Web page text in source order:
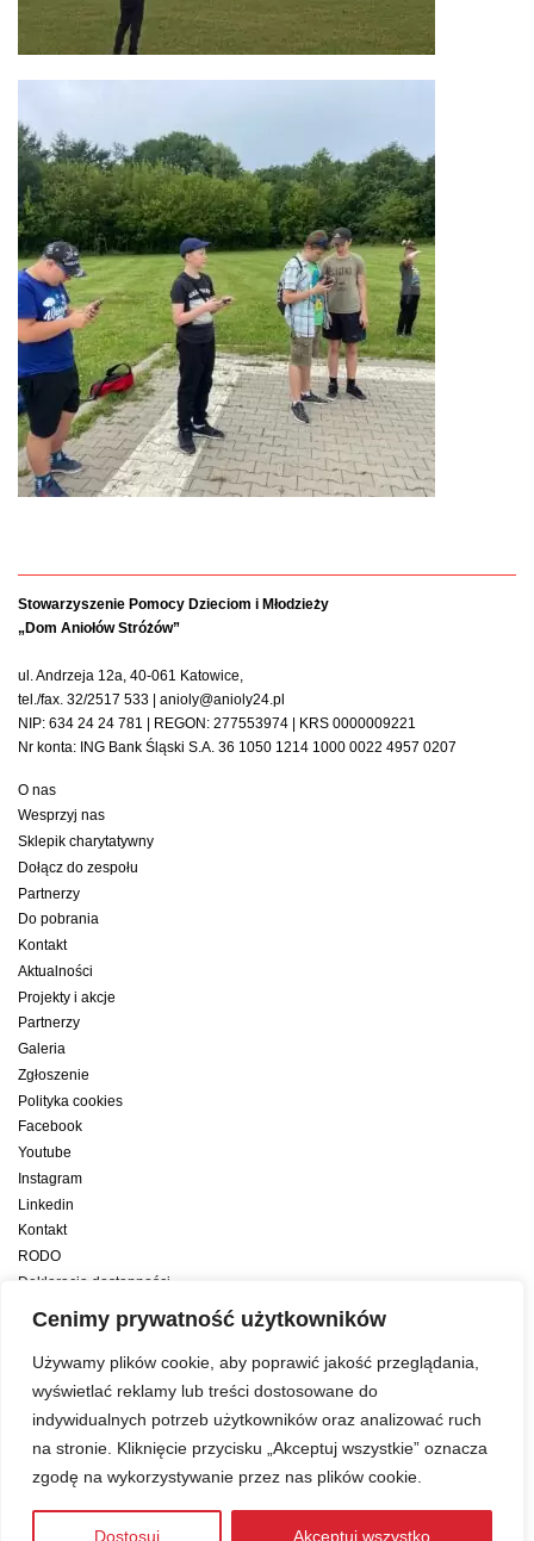
Cenimy prywatność użytkowników
Używamy plików cookie, aby poprawić jakość przeglądania,
wyświetlać reklamy lub treści dostosowane do
indywidualnych potrzeb użytkowników oraz analizować ruch
na stronie. Kliknięcie przycisku „Akceptuj wszystkie” oznacza
zgodę na wykorzystywanie przez nas plików cookie.
Dostosuj Akceptuj wszystko
Stowarzyszenie Pomocy Dzieciom i Młodzieży
„Dom Aniołów Stróżów”
ul. Andrzeja 12a, 40-061 Katowice,
tel./fax. 32/2517 533 | anioly@anioly24.pl
NIP: 634 24 24 781 | REGON: 277553974 | KRS 0000009221
Nr konta: ING Bank Śląski S.A. 36 1050 1214 1000 0022 4957 0207
O nas
Wesprzyj nas
Sklepik charytatywny
Dołącz do zespołu
Partnerzy
Do pobrania
Kontakt
Aktualności
Projekty i akcje
Partnerzy
Galeria
Zgłoszenie
Polityka cookies
Facebook
Youtube
Instagram
Linkedin
Kontakt
RODO
Deklaracja dostępności
Deklaracja dostępności cyfrowej
konsultanta amerykańskiego programu zarządzania przez cele Best